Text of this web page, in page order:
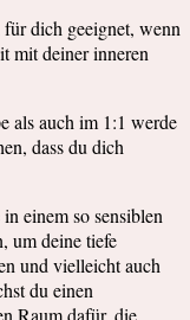
dich geeignet, wenn
mit deiner inneren
als auch im 1:1 werde
dass du dich
einem so sensiblen
um deine tiefe
und vielleicht auch
du einen
Raum dafür, die